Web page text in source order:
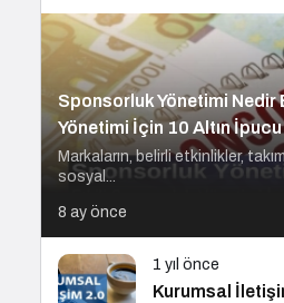
Sponsorluk Yönetimi
Yönetimi İçin 10 Altın İpucu
Markaların, belirli etkinlikler,
sosyal...
8 ay önce
1 yıl önce
Kurumsal